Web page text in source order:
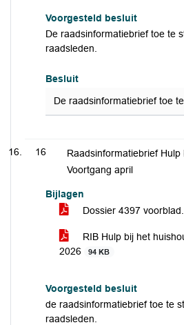
Voorgesteld besluit
De raadsinformatiebrief toe te
raadsleden.
Besluit
De raadsinformatiebrief toe
16
Raadsinformatiebrief
Voortgang april
Bijlagen
Dossier 4397
RIB Hulp bij het
2026
94 KB
Voorgesteld besluit
de raadsinformatiebrief toe te
raadsleden.